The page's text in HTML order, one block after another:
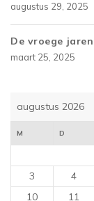
augustus 29, 2025
De vroege
maart 25, 2025
augustus 2026
M D
3
4
10
11